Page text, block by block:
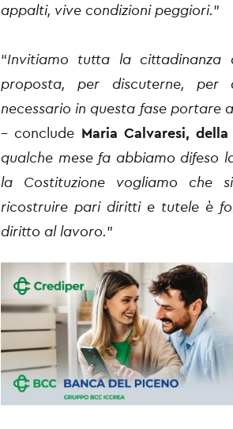
appalti, vive condizioni peggiori.”
“Invitiamo tutta la cittadinanza
proposta, per discuterne, per
necessario in questa fase portare
– conclude Maria Calvaresi,
qualche mese fa abbiamo difeso
la Costituzione vogliamo che
ricostruire pari diritti e tutele è
diritto al lavoro.”